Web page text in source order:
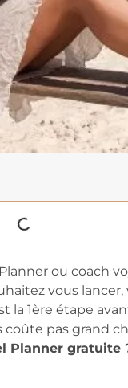
ou coach
vous
la 1ère étape
pas grand
Planner gratuite